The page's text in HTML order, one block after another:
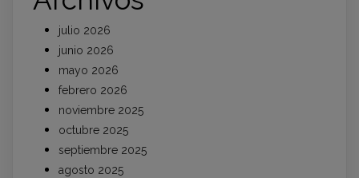
julio 2026
junio 2026
mayo 2026
febrero 2026
noviembre 2025
octubre 2025
septiembre 2025
agosto 2025